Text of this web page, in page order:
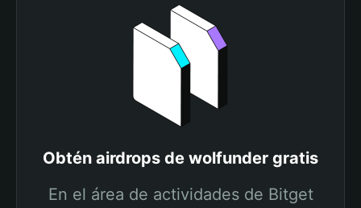
Obtén airdrops de wolfunder gratis
En el área de actividades de Bitget